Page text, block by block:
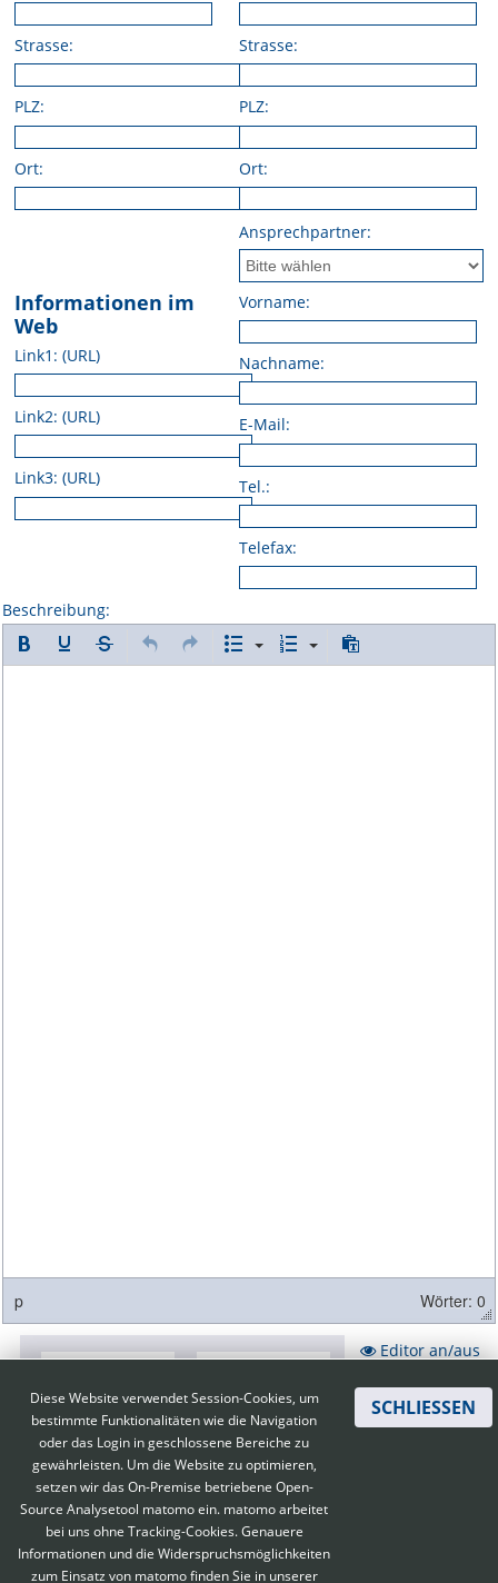
Strasse:
PLZ:
Ort:
Strasse:
PLZ:
Ort:
Informationen im
Web
Link1: (URL)
Link2: (URL)
Link3: (URL)
Ansprechpartner:
Vorname:
Nachname:
E-Mail:
Tel.:
Telefax:
Beschreibung:
p Wörter: 0
Editor an/aus
Diese Website verwendet Session-Cookies, um
bestimmte Funktionalitäten wie die Navigation
oder das Login in geschlossene Bereiche zu
gewährleisten. Um die Website zu optimieren,
setzen wir das On-Premise betriebene Open-
Source Analysetool matomo ein. matomo arbeitet
bei uns ohne Tracking-Cookies. Genauere
Informationen und die Widerspruchsmöglichkeiten
zum Einsatz von matomo finden Sie in unserer
SCHLIESSEN